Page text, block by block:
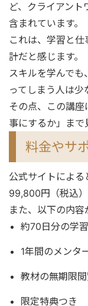
ど、クライアン
含まれています。
これは、学習と
計だと感じます。
スキルを学んでも
ってしまう人は少
その点、この講
事にするか」まで
料金やサ
公式サイトによる
99,800円（税込）
また、以下の内容
約70日分の学
1年間のメンタ
教材の無期限
限定特典つき